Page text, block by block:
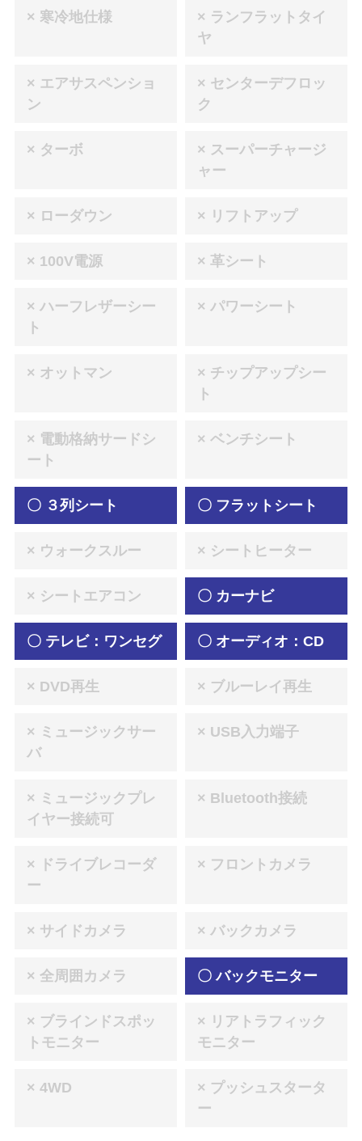
× 寒冷地仕様
× ランフラットタイ
ヤ
× エアサスペンショ
ン
× センターデフロッ
ク
× ターボ
× スーパーチャージ
ャー
× ローダウン × リフトアップ
× 100V電源 × 革シート
× ハーフレザーシー
ト
× パワーシート
× オットマン
× チップアップシー
ト
× 電動格納サードシ
ート
× ベンチシート
〇 ３列シート 〇 フラットシート
× ウォークスルー × シートヒーター
× シートエアコン 〇 カーナビ
〇 テレビ：ワンセグ 〇 オーディオ：CD
× DVD再生 × ブルーレイ再生
× ミュージックサー
バ
× USB入力端子
× ミュージックプレ
イヤー接続可
× Bluetooth接続
× ドライブレコーダ
ー
× フロントカメラ
× サイドカメラ × バックカメラ
× 全周囲カメラ 〇 バックモニター
× ブラインドスポッ
トモニター
× リアトラフィック
モニター
× 4WD
× プッシュスタータ
ー